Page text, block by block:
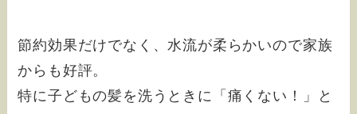
節約効果だけでなく、水流が柔らかいので家族
からも好評。
特に子どもの髪を洗うときに「痛くない！」と